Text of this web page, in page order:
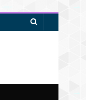
Search